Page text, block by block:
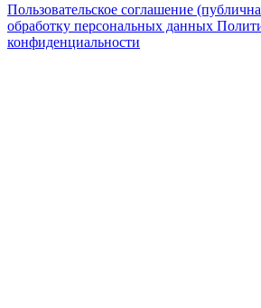
Пользовательское соглашение
обработку персональных данных
конфиденциальности